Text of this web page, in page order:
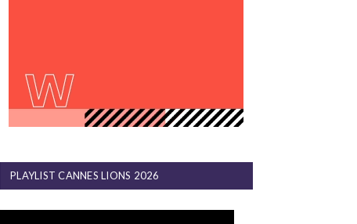
PLAYLIST CANNES LIONS 2026